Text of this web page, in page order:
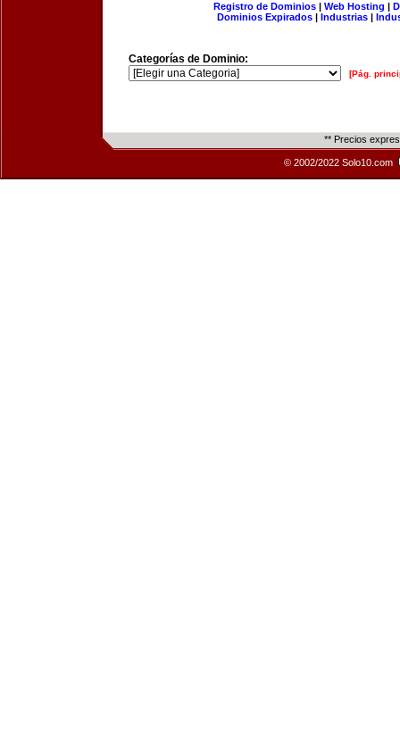
Registro de Dominios| Web Hosting |
Dominios Expirados | Industrias |
Categorías de Dominio:
[Pág.
** Precios
© 2002/2022 Solo10.com